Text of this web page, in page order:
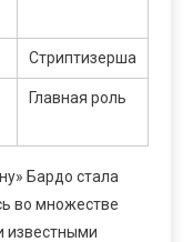
Стриптизерша
Главная роль
Бардо стала
во множестве
известными